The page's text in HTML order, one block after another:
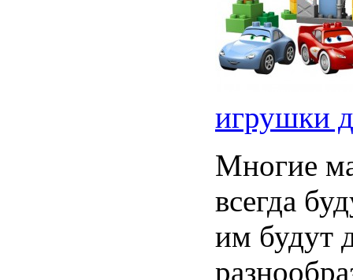
игрушки
Многие
всегда
им будут